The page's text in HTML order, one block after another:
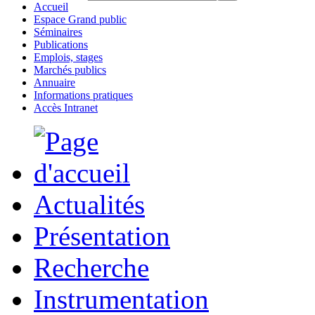
Accueil
Espace Grand public
Séminaires
Publications
Emplois, stages
Marchés publics
Annuaire
Informations pratiques
Accès Intranet
Actualités
Présentation
Recherche
Instrumentation